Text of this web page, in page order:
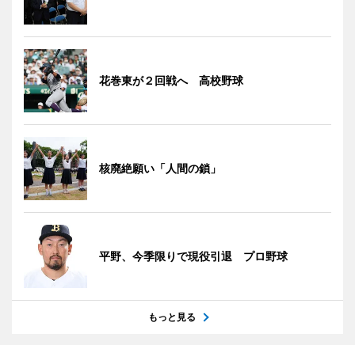
花巻東が２回戦へ 高校野球
核廃絶願い「人間の鎖」
平野、今季限りで現役引退 プロ野球
もっと見る